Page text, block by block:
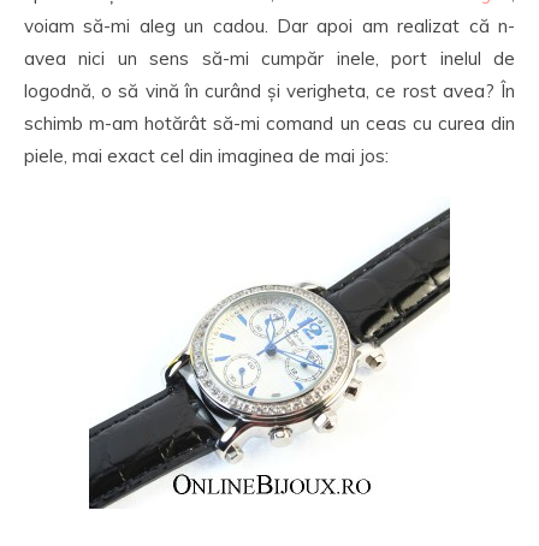
voiam să-mi aleg un cadou. Dar apoi am realizat că n-
avea nici un sens să-mi cumpăr inele, port inelul de
logodnă, o să vină în curând și verigheta, ce rost avea? În
schimb m-am hotărât să-mi comand un ceas cu curea din
piele, mai exact cel din imaginea de mai jos: